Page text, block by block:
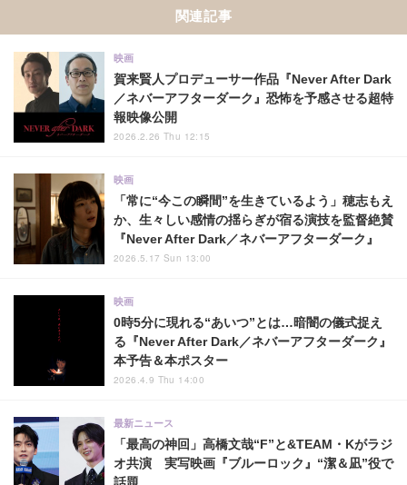
関連記事
賀来賢人プロデューサー作品『Never After Dark
／ネバーアフターダーク』恐怖を予感させる超特
報映像公開
映画
2026.2.26 Thu 12:15
「常に“今この瞬間”を生きているよう」穂志もえ
か、生々しい感情の揺らぎが宿る演技を監督絶賛
『Never After Dark／ネバーアフターダーク』
映画
2026.5.17 Sun 13:00
0時5分に現れる“あいつ”とは…暗闇の儀式捉え
る『Never After Dark／ネバーアフターダーク』
本予告＆本ポスター
映画
2026.4.9 Thu 14:00
「最高の神回」高橋文哉“F”と&TEAM・Kがラジ
オ共演 実写映画『ブルーロック』“潔＆凪”役で
話題
最新ニュース